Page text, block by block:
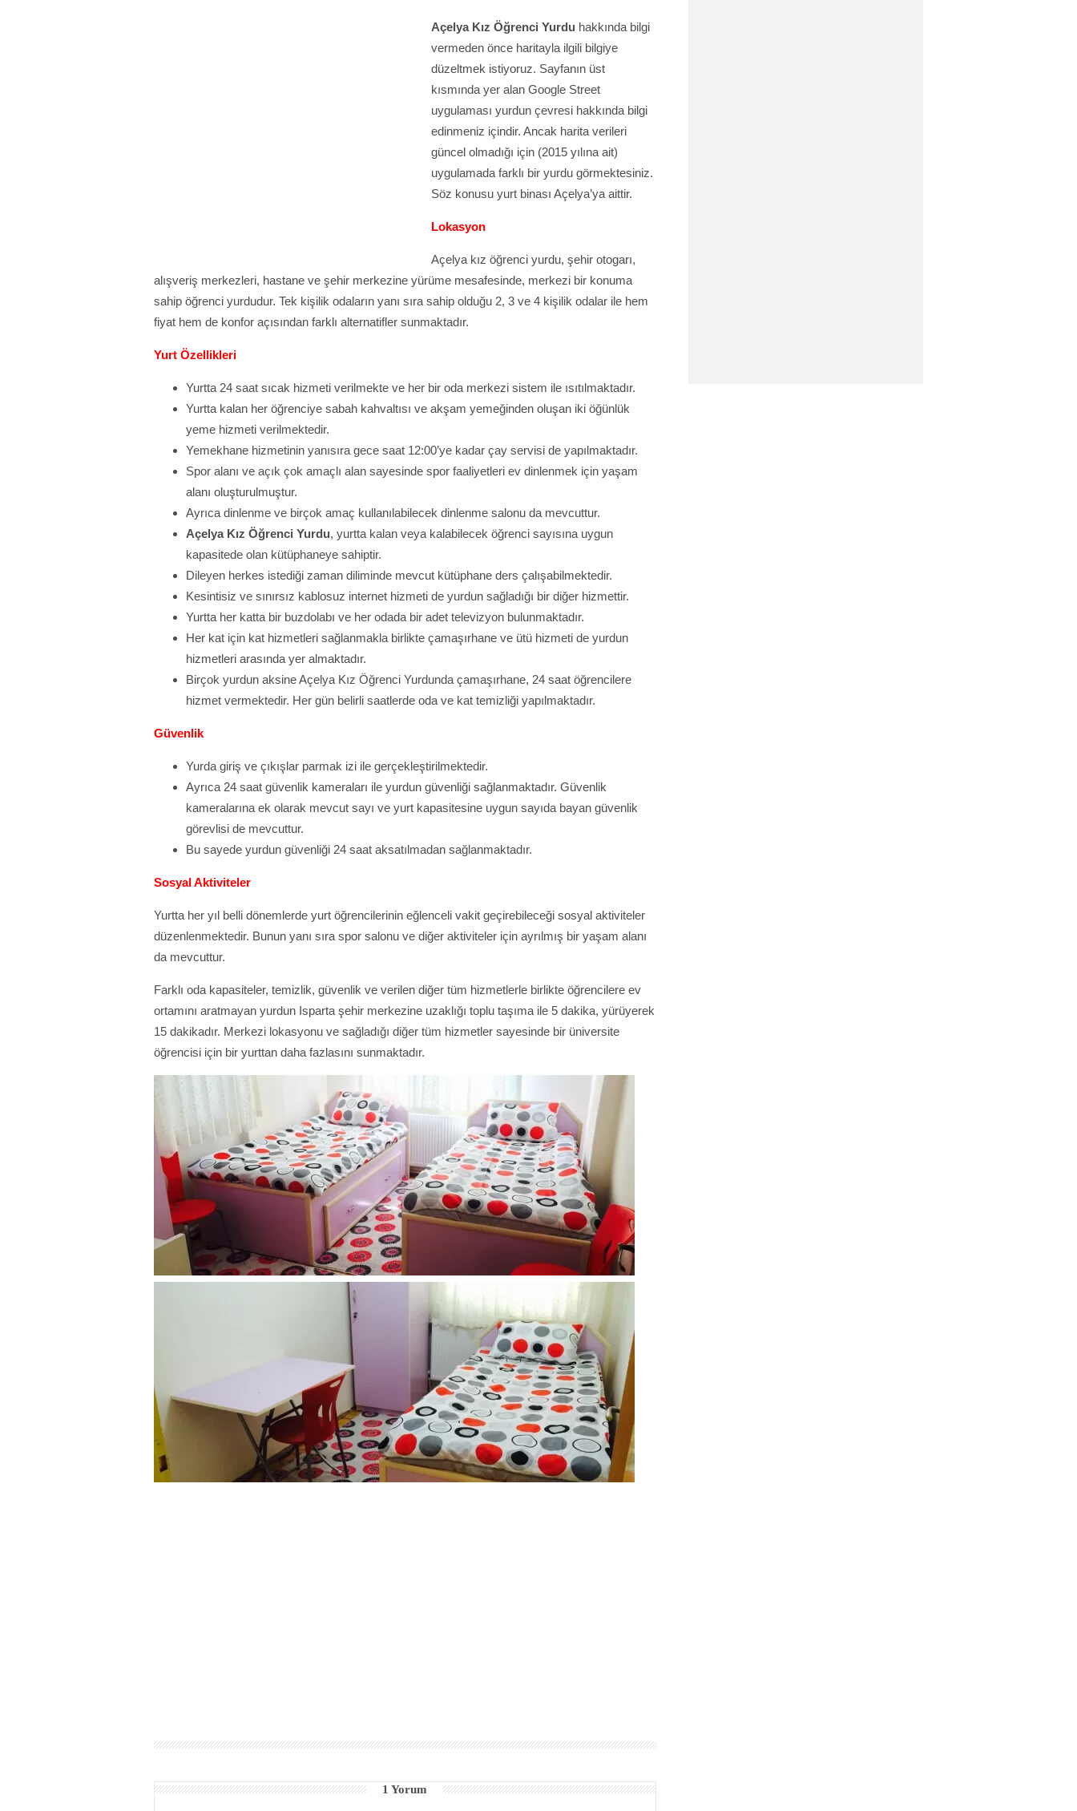
Açelya Kız Öğrenci Yurdu hakkında bilgi
vermeden önce haritayla ilgili bilgiye
düzeltmek istiyoruz. Sayfanın üst
kısmında yer alan Google Street
uygulaması yurdun çevresi hakkında bilgi
edinmeniz içindir. Ancak harita verileri
güncel olmadığı için (2015 yılına ait)
uygulamada farklı bir yurdu görmektesiniz.
Söz konusu yurt binası Açelya’ya aittir.
Lokasyon
Açelya kız öğrenci yurdu, şehir otogarı,
alışveriş merkezleri, hastane ve şehir merkezine yürüme mesafesinde, merkezi bir konuma
sahip öğrenci yurdudur. Tek kişilik odaların yanı sıra sahip olduğu 2, 3 ve 4 kişilik odalar ile hem
fiyat hem de konfor açısından farklı alternatifler sunmaktadır.
Yurt Özellikleri
Yurtta 24 saat sıcak hizmeti verilmekte ve her bir oda merkezi sistem ile ısıtılmaktadır.
Yurtta kalan her öğrenciye sabah kahvaltısı ve akşam yemeğinden oluşan iki öğünlük
yeme hizmeti verilmektedir.
Yemekhane hizmetinin yanısıra gece saat 12:00’ye kadar çay servisi de yapılmaktadır.
Spor alanı ve açık çok amaçlı alan sayesinde spor faaliyetleri ev dinlenmek için yaşam
alanı oluşturulmuştur.
Ayrıca dinlenme ve birçok amaç kullanılabilecek dinlenme salonu da mevcuttur.
Açelya Kız Öğrenci Yurdu, yurtta kalan veya kalabilecek öğrenci sayısına uygun
kapasitede olan kütüphaneye sahiptir.
Dileyen herkes istediği zaman diliminde mevcut kütüphane ders çalışabilmektedir.
Kesintisiz ve sınırsız kablosuz internet hizmeti de yurdun sağladığı bir diğer hizmettir.
Yurtta her katta bir buzdolabı ve her odada bir adet televizyon bulunmaktadır.
Her kat için kat hizmetleri sağlanmakla birlikte çamaşırhane ve ütü hizmeti de yurdun
hizmetleri arasında yer almaktadır.
Birçok yurdun aksine Açelya Kız Öğrenci Yurdunda çamaşırhane, 24 saat öğrencilere
hizmet vermektedir. Her gün belirli saatlerde oda ve kat temizliği yapılmaktadır.
Güvenlik
Yurda giriş ve çıkışlar parmak izi ile gerçekleştirilmektedir.
Ayrıca 24 saat güvenlik kameraları ile yurdun güvenliği sağlanmaktadır. Güvenlik
kameralarına ek olarak mevcut sayı ve yurt kapasitesine uygun sayıda bayan güvenlik
görevlisi de mevcuttur.
Bu sayede yurdun güvenliği 24 saat aksatılmadan sağlanmaktadır.
Sosyal Aktiviteler
Yurtta her yıl belli dönemlerde yurt öğrencilerinin eğlenceli vakit geçirebileceği sosyal aktiviteler
düzenlenmektedir. Bunun yanı sıra spor salonu ve diğer aktiviteler için ayrılmış bir yaşam alanı
da mevcuttur.
Farklı oda kapasiteler, temizlik, güvenlik ve verilen diğer tüm hizmetlerle birlikte öğrencilere ev
ortamını aratmayan yurdun Isparta şehir merkezine uzaklığı toplu taşıma ile 5 dakika, yürüyerek
15 dakikadır. Merkezi lokasyonu ve sağladığı diğer tüm hizmetler sayesinde bir üniversite
öğrencisi için bir yurttan daha fazlasını sunmaktadır.
1 Yorum